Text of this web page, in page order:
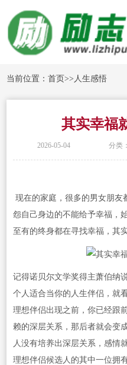
当前位置：首页>> 人生感悟
其实幸福
2026-05-04 分类：
现在的家庭，很多的男女朋友
怨自己身边的不能给予幸福，
至有的终身都在寻找幸福，其
记得诺贝尔文学奖得主萧伯纳
个人适合当你的人生伴侣，就
理想伴侣出现之前，你已经跟
赖的深层关系，那后者就会变
人没有培养出深层关系，感情
理想伴侣候选人的其中一位拥